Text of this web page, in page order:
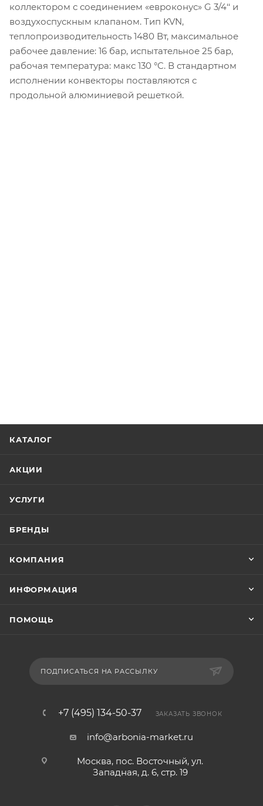
коллектором с соединением «евроконус» G 3/4‘‘ и
воздухоспускным клапаном. Тип KVN,
теплопроизводительность 1480 Вт, максимальное
рабочее давление: 16 бар, испытательное 25 бар,
рабочая температура: макс 130 °C. В стандартном
исполнении конвекторы поставляются с
продольной алюминиевой решеткой.
КАТАЛОГ
АКЦИИ
УСЛУГИ
БРЕНДЫ
КОМПАНИЯ
ИНФОРМАЦИЯ
ПОМОЩЬ
ПОДПИСАТЬСЯ НА РАССЫЛКУ
+7 (495) 134-50-37 ЗАКАЗАТЬ ЗВОНОК
info@arbonia-market.ru
Москва, пос. Восточный, ул.
Западная, д. 6, стр. 19